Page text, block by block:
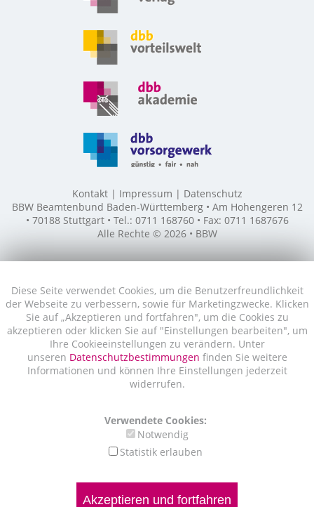
Diese Seite verwendet Cookies, um die Benutzerfreundlichkeit
der Webseite zu verbessern, sowie für Marketingzwecke. Klicken
Sie auf „Akzeptieren und fortfahren", um die Cookies zu
akzeptieren oder klicken Sie auf "Einstellungen bearbeiten", um
Ihre Cookieeinstellungen zu verändern. Unter
unseren Datenschutzbestimmungen finden Sie weitere
Informationen und können Ihre Einstellungen jederzeit
widerrufen.
Verwendete Cookies:
Notwendig
Statistik erlauben
Akzeptieren und fortfahren
Kontakt Impressum
Datenschutz
BBW Beamtenbund Baden-Württemberg • Am Hohengeren 12
• 70188 Stuttgart • Tel.: 0711 168760 • Fax: 0711 1687676
Alle Rechte © 2026 • BBW